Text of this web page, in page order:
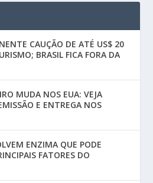
CAUÇÃO DE ATÉ US$ 20
BRASIL FICA FORA DA
MUDA NOS EUA: VEJA
E ENTREGA NOS
ENZIMA QUE PODE
FATORES DO